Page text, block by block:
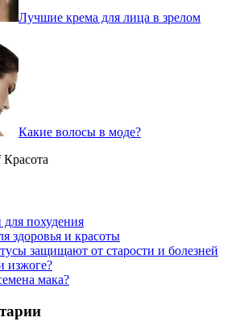
Лучшие крема для лица в зрелом
Какие волосы в моде?
похудения
здоровья и красоты
защищают от старости и болезней
изжоге?
мака?